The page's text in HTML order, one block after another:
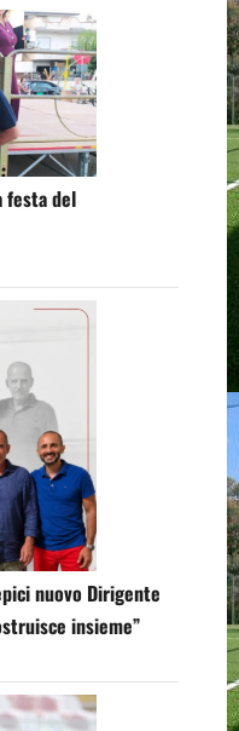
festa del
nuovo Dirigente
insieme”